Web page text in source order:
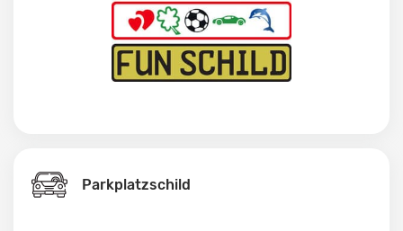
Parkplatzschild